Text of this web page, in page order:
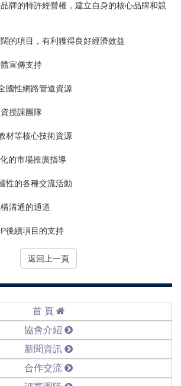
牌的特許經營權，建立自身的核心品牌和競
的項目，有利獲得良好經濟效益
宣傳支持
國性網路管道資源
授課團隊
材等核心技術資源
的市場推廣指導
性的各種交流活動
溝通的通道
後續項目的支持
返回上一頁
首 頁
協會介紹
新聞資訊
合作交流